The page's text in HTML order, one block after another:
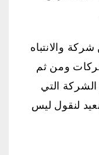
والانتباه
ومن ثم
الشركة التي
لنقول ليس